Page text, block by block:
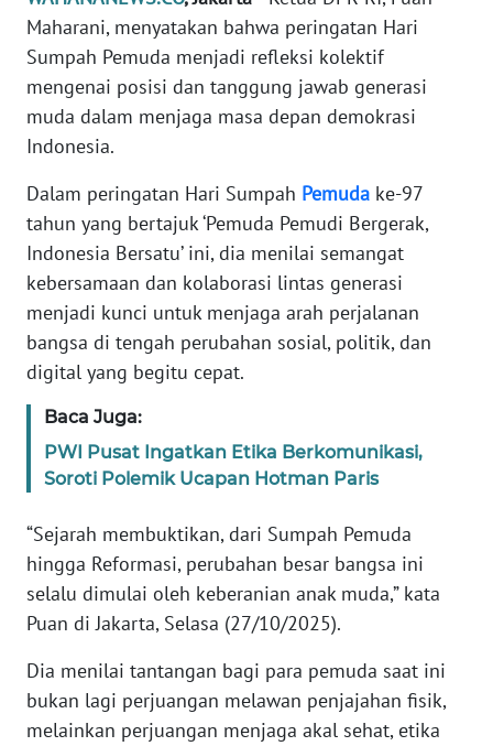
Maharani, menyatakan bahwa peringatan Hari
Sumpah Pemuda menjadi refleksi kolektif
mengenai posisi dan tanggung jawab generasi
muda dalam menjaga masa depan demokrasi
Indonesia.
Dalam peringatan Hari Sumpah Pemuda ke-97
tahun yang bertajuk ‘Pemuda Pemudi Bergerak,
Indonesia Bersatu’ ini, dia menilai semangat
kebersamaan dan kolaborasi lintas generasi
menjadi kunci untuk menjaga arah perjalanan
bangsa di tengah perubahan sosial, politik, dan
digital yang begitu cepat.
Baca Juga:
PWI Pusat Ingatkan Etika Berkomunikasi,
Soroti Polemik Ucapan Hotman Paris
“Sejarah membuktikan, dari Sumpah Pemuda
hingga Reformasi, perubahan besar bangsa ini
selalu dimulai oleh keberanian anak muda,” kata
Puan di Jakarta, Selasa (27/10/2025).
Dia menilai tantangan bagi para pemuda saat ini
bukan lagi perjuangan melawan penjajahan fisik,
melainkan perjuangan menjaga akal sehat, etika
Informasi
INDEKS
BERITA
KONTAK
INFO
IKLAN
TENTANG
KAMI
PEDOMAN
MEDIA
SIBER
REDAKSI
KARIR
DISCLAIMER
Wahana
News
Regional